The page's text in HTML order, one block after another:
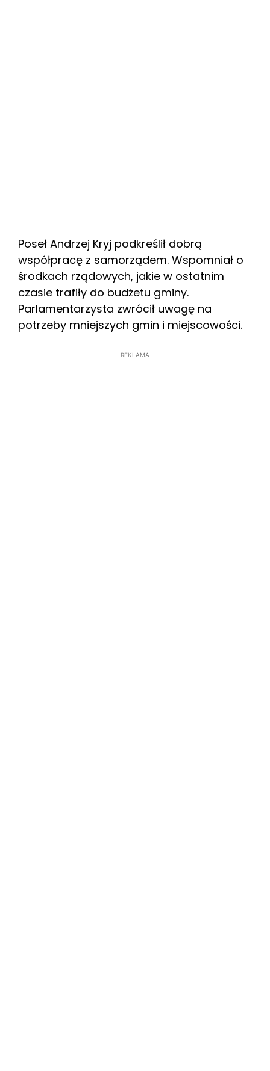
Poseł Andrzej Kryj podkreślił dobrą
współpracę z samorządem. Wspomniał o
środkach rządowych, jakie w ostatnim
czasie trafiły do budżetu gminy.
Parlamentarzysta zwrócił uwagę na
potrzeby mniejszych gmin i miejscowości.
REKLAMA